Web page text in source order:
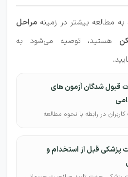
مطالعه بیشتر در زمینه مراحل
هستید، توصیه می‌شود به
قبول شدگان آزمون های
کاربران در رابطه با نحوه مطالعه
پزشکی قبل از استخدام و